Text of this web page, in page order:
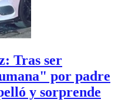
Tras ser
por padre
y sorprende